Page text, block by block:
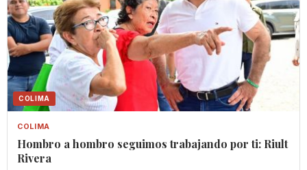
COLIMA
COLIMA
Hombro a hombro seguimos trabajando por ti: Riult
Rivera